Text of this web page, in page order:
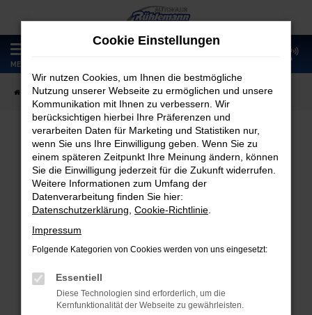
Zum
Hauptinhalt
springen
MENÜ
Startseite Fahrzeugangebote Fahrzeugmarkt
Fahrzeugmarkt
Fehler: Network Error
Beim Laden ist ein Fehler aufgetreten.
Hier sind ein paar Tipps, die dir helfen können:
Überprüfe deine Firewall und deine
Cookie Einstellungen
Wir nutzen Cookies, um Ihnen die bestmögliche
Nutzung unserer Webseite zu ermöglichen und unsere
Kommunikation mit Ihnen zu verbessern. Wir
berücksichtigen hierbei Ihre Präferenzen und
verarbeiten Daten für Marketing und Statistiken nur,
wenn Sie uns Ihre Einwilligung geben. Wenn Sie zu
einem späteren Zeitpunkt Ihre Meinung ändern, können
Sie die Einwilligung jederzeit für die Zukunft widerrufen.
Weitere Informationen zum Umfang der
Datenverarbeitung finden Sie hier:
Datenschutzerklärung Cookie-Richtlinie
Impressum
Folgende Kategorien von Cookies werden von uns eingesetzt:
Essentiell
Diese Technologien sind erforderlich, um die
Kernfunktionalität der Webseite zu gewährleisten.